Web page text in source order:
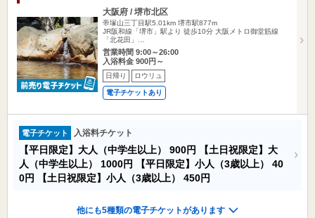
大阪府 / 堺市北区
帝塚山三丁目駅5.01km 堺市駅877m
JR阪和線「堺市」駅より 徒歩10分 大阪メトロ御堂筋線
「北花田」…
営業時間 9:00～26:00
入浴料金 900円～
日帰り ロウリュ
電子チケットあり
電子チケット 入浴料チケット
【平日限定】大人（中学生以上） 900円
【土日祝限定】大
人（中学生以上） 1000円 【平日限定】小人（3歳以上） 40
0円
【土日祝限定】小人（3歳以上） 450円
他にも5種類の電子チケットがあります